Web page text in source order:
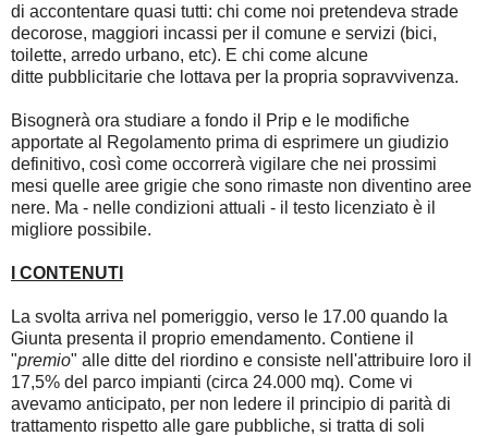
di accontentare quasi tutti: chi come noi pretendeva strade
decorose, maggiori incassi per il comune e servizi (bici,
toilette, arredo urbano, etc). E chi come alcune
ditte pubblicitarie che lottava per la propria sopravvivenza.
Bisognerà ora studiare a fondo il Prip e le modifiche
apportate al Regolamento prima di esprimere un giudizio
definitivo, così come occorrerà vigilare che nei prossimi
mesi quelle aree grigie che sono rimaste non diventino aree
nere. Ma - nelle condizioni attuali - il testo licenziato è il
migliore possibile.
I CONTENUTI
La svolta arriva nel pomeriggio, verso le 17.00 quando la
Giunta presenta il proprio emendamento. Contiene il
"premio" alle ditte del riordino e consiste nell'attribuire loro il
17,5% del parco impianti (circa 24.000 mq). Come vi
avevamo anticipato, per non ledere il principio di parità di
trattamento rispetto alle gare pubbliche, si tratta di soli